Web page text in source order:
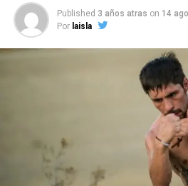
Published 3 años atras on 14
Por laisla